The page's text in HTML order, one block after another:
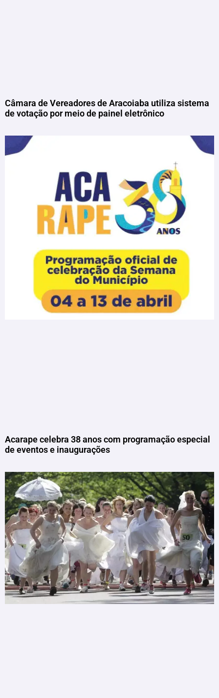
Câmara de Vereadores de Aracoiaba utiliza sistema
de votação por meio de painel eletrônico
Acarape celebra 38 anos com programação especial
de eventos e inaugurações